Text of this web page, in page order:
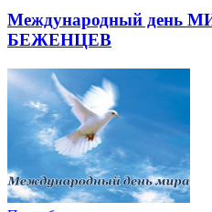
Международный день
БЕЖЕНЦЕВ